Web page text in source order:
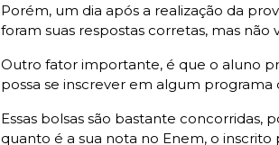
Porém, um dia após a realização da
foram suas respostas corretas, mas não
Outro fator importante, é que o aluno
possa se inscrever em algum
Essas bolsas são bastante concorridas,
quanto é a sua nota no Enem, o